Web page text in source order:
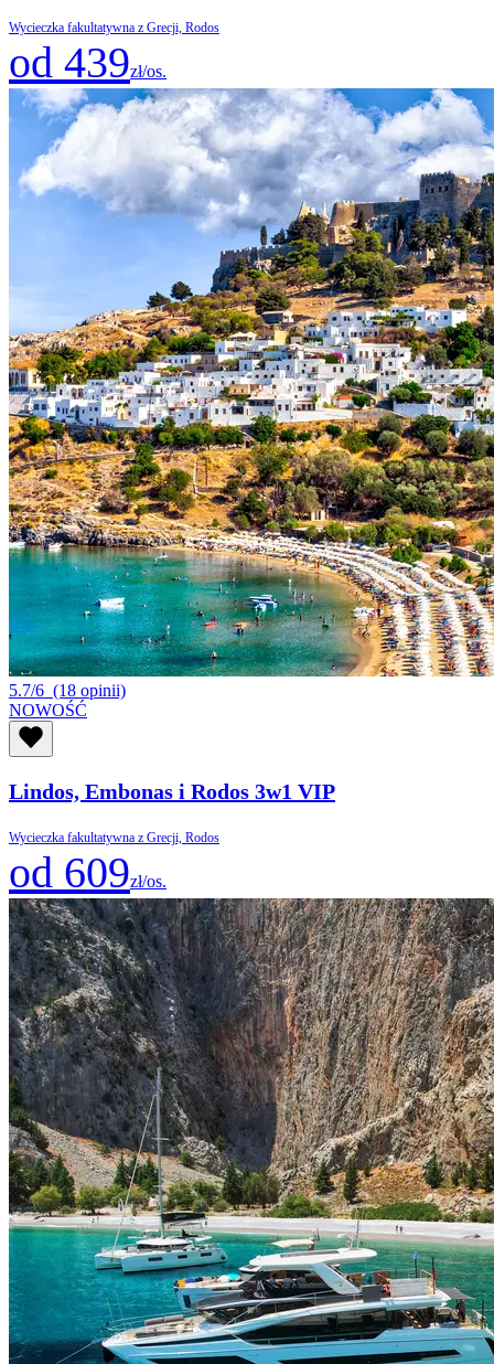
Wycieczka fakultatywna z Grecji, Rodos
od 439zł/os.
5.7/6 (18 opinii)
NOWOŚĆ
Lindos, Embonas i Rodos 3w1 VIP
Wycieczka fakultatywna z Grecji, Rodos
od 609zł/os.